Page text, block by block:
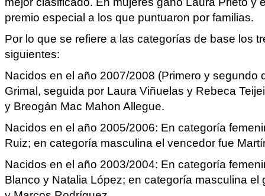
premio especial a los que puntuaron por familias.
Por lo que se refiere a las categorías de base los
siguientes:
Nacidos en el año 2007/2008 (Primero y
Grimal, seguida por Laura Viñuelas y Rebeca
y Breogán Mac Mahon Allegue.
Nacidos en el año 2005/2006: En categoría
Ruiz; en categoría masculina el vencedor fue
Nacidos en el año 2003/2004: En categoría
Blanco y Natalia López; en categoría masculina